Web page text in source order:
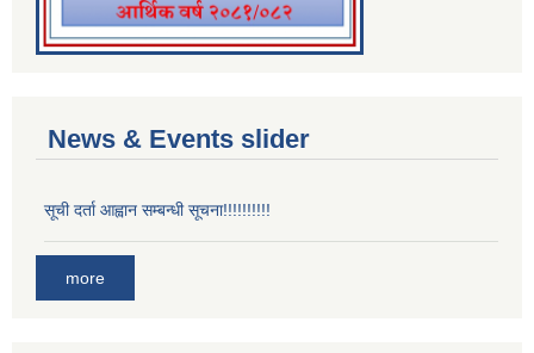
News & Events slider
सूची दर्ता आह्वान सम्बन्धी सूचना!!!!!!!!!!
more